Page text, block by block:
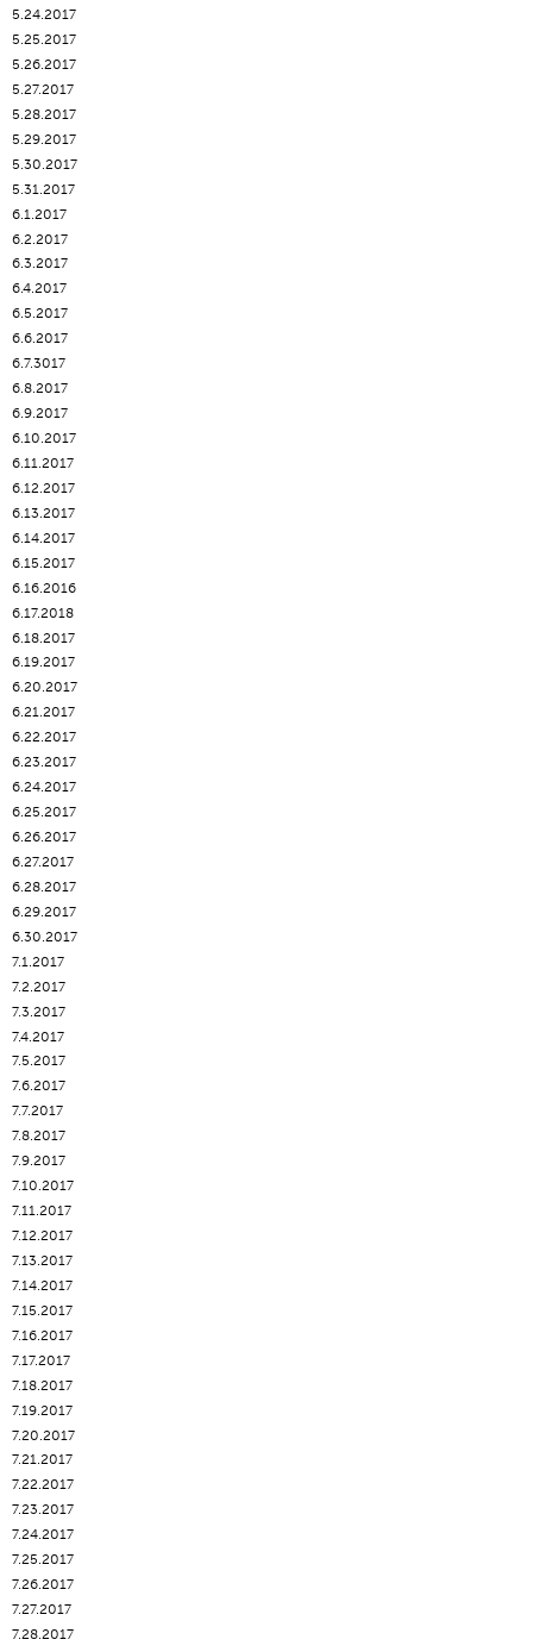
5.24.2017
5.25.2017
5.26.2017
5.27.2017
5.28.2017
5.29.2017
5.30.2017
5.31.2017
6.1.2017
6.2.2017
6.3.2017
6.4.2017
6.5.2017
6.6.2017
6.7.3017
6.8.2017
6.9.2017
6.10.2017
6.11.2017
6.12.2017
6.13.2017
6.14.2017
6.15.2017
6.16.2016
6.17.2018
6.18.2017
6.19.2017
6.20.2017
6.21.2017
6.22.2017
6.23.2017
6.24.2017
6.25.2017
6.26.2017
6.27.2017
6.28.2017
6.29.2017
6.30.2017
7.1.2017
7.2.2017
7.3.2017
7.4.2017
7.5.2017
7.6.2017
7.7.2017
7.8.2017
7.9.2017
7.10.2017
7.11.2017
7.12.2017
7.13.2017
7.14.2017
7.15.2017
7.16.2017
7.17.2017
7.18.2017
7.19.2017
7.20.2017
7.21.2017
7.22.2017
7.23.2017
7.24.2017
7.25.2017
7.26.2017
7.27.2017
7.28.2017